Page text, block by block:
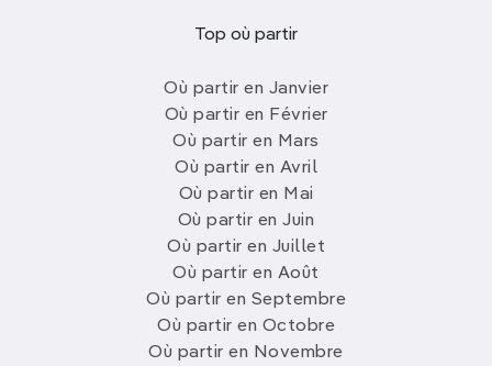
Top où partir
Où partir en Janvier
Où partir en Février
Où partir en Mars
Où partir en Avril
Où partir en Mai
Où partir en Juin
Où partir en Juillet
Où partir en Août
Où partir en Septembre
Où partir en Octobre
Où partir en Novembre